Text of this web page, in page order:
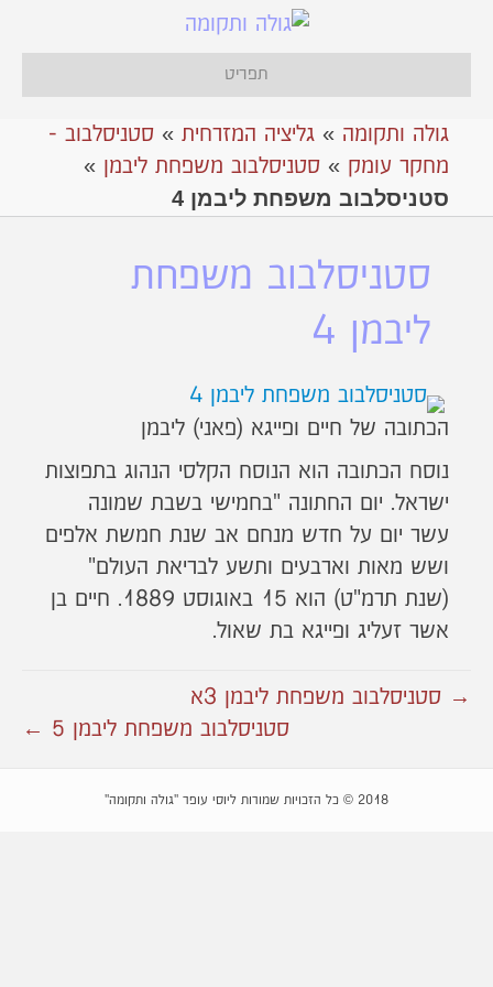
תפריט
גולה ותקומה » גליציה המזרחית » סטניסלבוב -
מחקר עומק » סטניסלבוב משפחת ליבמן »
סטניסלבוב משפחת ליבמן 4
סטניסלבוב משפחת
ליבמן 4
הכתובה של חיים ופייגא (פאני) ליבמן
נוסח הכתובה הוא הנוסח הקלסי הנהוג בתפוצות
ישראל. יום החתונה "בחמישי בשבת שמונה
עשר יום על חדש מנחם אב שנת חמשת אלפים
ושש מאות וארבעים ותשע לבריאת העולם"
(שנת תרמ"ט) הוא 15 באוגוסט 1889. חיים בן
אשר זעליג ופייגא בת שאול.
→ סטניסלבוב משפחת ליבמן 3א
סטניסלבוב משפחת ליבמן 5 ←
2018 © כל הזכויות שמורות ליוסי עופר "גולה ותקומה"